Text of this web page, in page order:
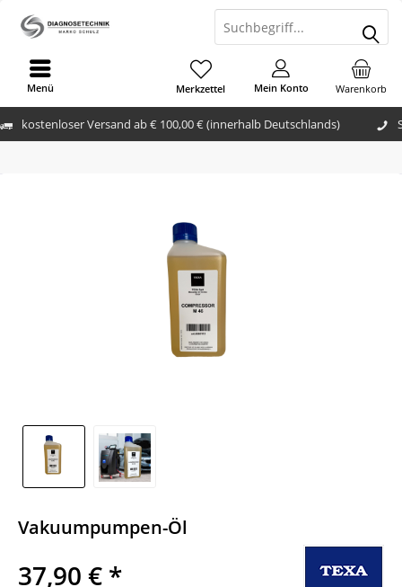
kostenloser Versand ab € 100,00 € (innerhalb Deutschlands)
Warenkorb
Merkzettel Mein Konto
Menü
Vakuumpumpen-Öl
37,90 € *